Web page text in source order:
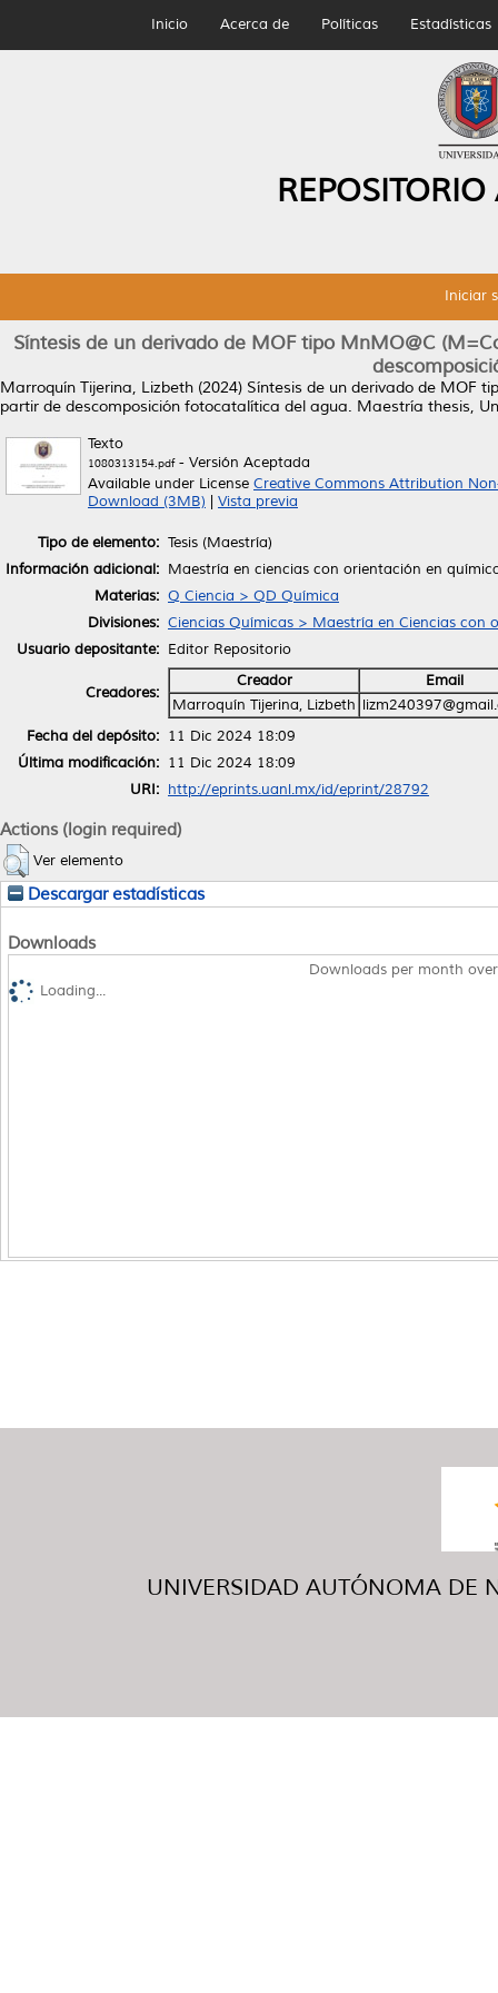
Inicio Acerca de Políticas Estadísticas
Iniciar
Síntesis de un derivado de MOF tipo MnMO@C
Marroquín Tijerina, Lizbeth (2024) Síntesis de un derivado de MOF
partir de descomposición fotocatalítica del agua. Maestría thesis,
Texto
1080313154.pdf- Versión Aceptada
Available under License Creative Commons Attribution
Download (3MB)
Vista previa
Tipo de elemento: Tesis (Maestría)
Información adicional: Maestría en ciencias con orientación en
Materias: Q Ciencia > QD Química
Divisiones: Ciencias Químicas > Maestría en Ciencias con
Usuario depositante: Editor Repositorio
Creadores:
Creador
Email
Marroquín Tijerina, Lizbeth
Fecha del depósito: 11 Dic 2024 18:09
Última modificación: 11 Dic 2024 18:09
URI: http://eprints.uanl.mx/id/eprint/28792
Actions (login required)
Ver elemento
Descargar estadísticas
Downloads
Downloads per month
Loading...
UNIVERSIDAD AUTÓNOMA DE